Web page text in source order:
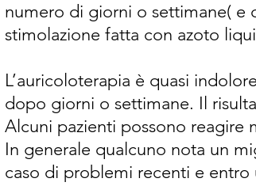
numero di giorni o settimane( e
stimolazione fatta con azoto
L’auricoloterapia è quasi
dopo giorni o settimane. Il
Alcuni pazienti possono reagire
In generale qualcuno nota un
caso di problemi recenti e